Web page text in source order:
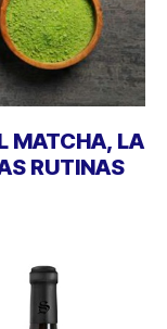
MATCHA, LA
RUTINAS